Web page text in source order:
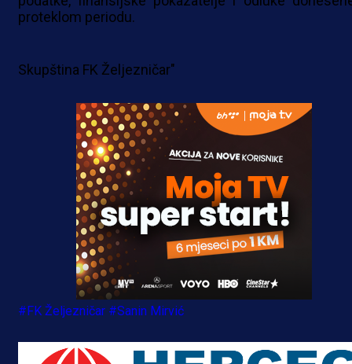
proteklom periodu.
Skupština FK Željezničar"
#FK Željezničar #Sanin Mirvić